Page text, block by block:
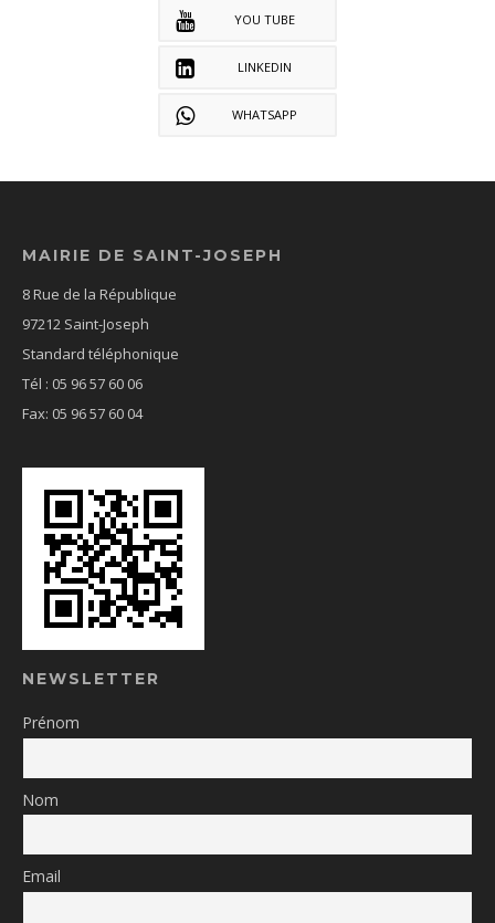
YOU TUBE
LINKEDIN
WHATSAPP
MAIRIE DE SAINT-JOSEPH
8 Rue de la République
97212 Saint-Joseph
Standard téléphonique
Tél : 05 96 57 60 06
Fax: 05 96 57 60 04
NEWSLETTER
Prénom
Nom
Email